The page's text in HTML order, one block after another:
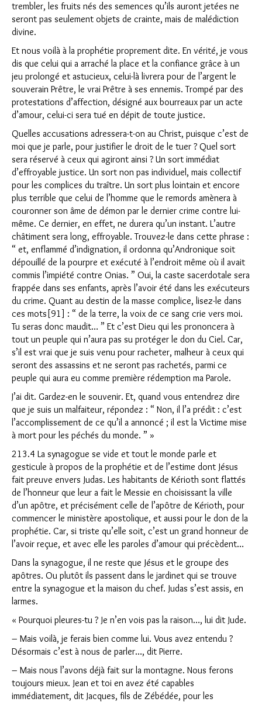
trembler, les fruits nés des semences qu’ils auront jetées ne
seront pas seulement objets de crainte, mais de malédiction
divine.
Et nous voilà à la prophétie proprement dite. En vérité, je vous
dis que celui qui a arraché la place et la confiance grâce à un
jeu prolongé et astucieux, celui-là livrera pour de l’argent le
souverain Prêtre, le vrai Prêtre à ses ennemis. Trompé par des
protestations d’affection, désigné aux bourreaux par un acte
d’amour, celui-ci sera tué en dépit de toute justice.
Quelles accusations adressera-t-on au Christ, puisque c’est de
moi que je parle, pour justifier le droit de le tuer ? Quel sort
sera réservé à ceux qui agiront ainsi ? Un sort immédiat
d’effroyable justice. Un sort non pas individuel, mais collectif
pour les complices du traître. Un sort plus lointain et encore
plus terrible que celui de l’homme que le remords amènera à
couronner son âme de démon par le dernier crime contre lui-
même. Ce dernier, en effet, ne durera qu’un instant. L’autre
châtiment sera long, effroyable. Trouvez-le dans cette phrase :
“ et, enflammé d’indignation, il ordonna qu’Andronique soit
dépouillé de la pourpre et exécuté à l’endroit même où il avait
commis l’impiété contre Onias. ” Oui, la caste sacerdotale sera
frappée dans ses enfants, après l’avoir été dans les exécuteurs
du crime. Quant au destin de la masse complice, lisez-le dans
ces mots[91] : “ de la terre, la voix de ce sang crie vers moi.
Tu seras donc maudit… ” Et c’est Dieu qui les prononcera à
tout un peuple qui n’aura pas su protéger le don du Ciel. Car,
s’il est vrai que je suis venu pour racheter, malheur à ceux qui
seront des assassins et ne seront pas rachetés, parmi ce
peuple qui aura eu comme première rédemption ma Parole.
J’ai dit. Gardez-en le souvenir. Et, quand vous entendrez dire
que je suis un malfaiteur, répondez : “ Non, il l’a prédit : c’est
l’accomplissement de ce qu’il a annoncé ; il est la Victime mise
à mort pour les péchés du monde. ” »
213.4 La synagogue se vide et tout le monde parle et
gesticule à propos de la prophétie et de l’estime dont Jésus
fait preuve envers Judas. Les habitants de Kérioth sont flattés
de l’honneur que leur a fait le Messie en choisissant la ville
d’un apôtre, et précisément celle de l’apôtre de Kérioth, pour
commencer le ministère apostolique, et aussi pour le don de la
prophétie. Car, si triste qu’elle soit, c’est un grand honneur de
l’avoir reçue, et avec elle les paroles d’amour qui précèdent…
Dans la synagogue, il ne reste que Jésus et le groupe des
apôtres. Ou plutôt ils passent dans le jardinet qui se trouve
entre la synagogue et la maison du chef. Judas s’est assis, en
larmes.
« Pourquoi pleures-tu ? Je n’en vois pas la raison…, lui dit Jude.
– Mais voilà, je ferais bien comme lui. Vous avez entendu ?
Désormais c’est à nous de parler…, dit Pierre.
– Mais nous l’avons déjà fait sur la montagne. Nous ferons
toujours mieux. Jean et toi en avez été capables
immédiatement, dit Jacques, fils de Zébédée, pour les